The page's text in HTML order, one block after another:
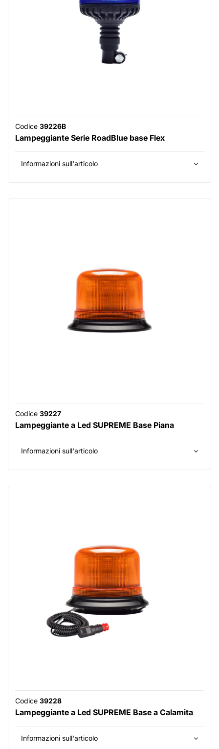
Codice 39226B
Lampeggiante Serie RoadBlue base Flex
Informazioni sull'articolo
Codice 39227
Lampeggiante a Led SUPREME Base Piana
Informazioni sull'articolo
Codice 39228
Lampeggiante a Led SUPREME Base a Calamita
Informazioni sull'articolo